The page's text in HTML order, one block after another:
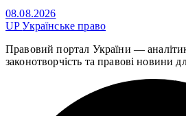
08.08.2026
UPУкраїнське право
Правовий портал України —
законотворчість та правові новини